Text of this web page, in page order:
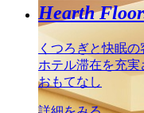
Hearth Floor
くつろぎと快眠の
ホテル滞在を充実
おもてなし